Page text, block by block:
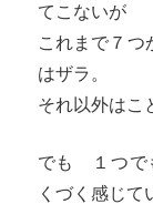
てこないが
これまで７
はザラ。
それ以外はこ
でも １つ
くづく感じて